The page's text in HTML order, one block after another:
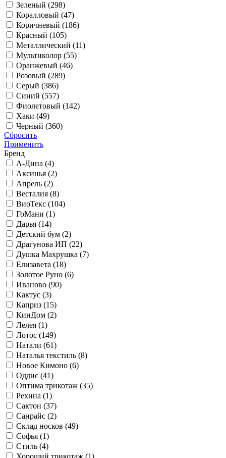
Зеленый (298)
Коралловый (47)
Коричневый (186)
Красный (105)
Металлический (11)
Мультиколор (55)
Оранжевый (46)
Розовый (289)
Серый (386)
Синий (557)
Фиолетовый (142)
Хаки (49)
Черный (360)
Сбросить
Применить
Бренд
А-Дина (4)
Аксинья (2)
Апрель (2)
Весталия (8)
ВиоТекс (104)
ГоМани (1)
Дарья (14)
Детский бум (2)
Драгунова ИП (22)
Душка Махрушка (7)
Елизавета (18)
Золотое Руно (6)
Иваново (90)
Кактус (3)
Каприз (15)
КинДом (2)
Лелея (1)
Лотос (149)
Натали (61)
Наталья текстиль (8)
Новое Кимоно (6)
Оддис (41)
Оптима трикотаж (35)
Рехина (1)
Сактон (37)
Санрайс (2)
Склад носков (49)
Софья (1)
Стиль (4)